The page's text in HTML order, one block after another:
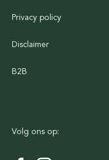
Privacy policy
Disclaimer
B2B
Volg ons op: